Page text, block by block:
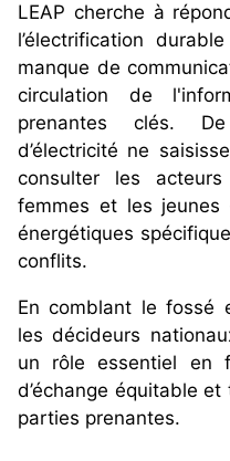
LEAP cherche à
l’électrification
manque de
circulation de
prenantes clés.
d’électricité ne
consulter les
femmes et les jeunes
énergétiques
conflits.
En comblant le fossé
les décideurs
un rôle essentiel en
d’échange équitable
parties prenantes.